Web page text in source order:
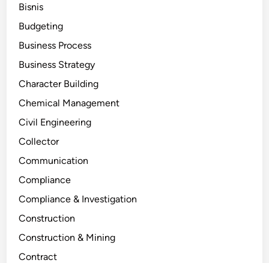
Bisnis
Budgeting
Business Process
Business Strategy
Character Building
Chemical Management
Civil Engineering
Collector
Communication
Compliance
Compliance & Investigation
Construction
Construction & Mining
Contract